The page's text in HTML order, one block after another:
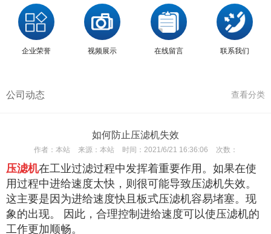
企业荣誉 视频展示 在线留言 联系我们
公司动态 查看分类
如何防止压滤机失效
作者： 本站 来源： 本站 时间： 2021/6/21 16:36:06 次数：
压滤机在工业过滤过程中发挥着重要作用。如果在使
用过程中进给速度太快，则很可能导致压滤机失效。
这主要是因为进给速度快且板式压滤机容易堵塞。现
象的出现。 因此，合理控制进给速度可以使压滤机的
工作更加顺畅。